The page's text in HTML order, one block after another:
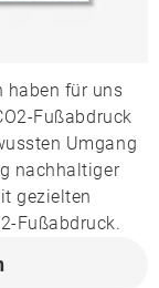
haben für uns
Fußabdruck
Umgang
nachhaltiger
gezielten
Fußabdruck.